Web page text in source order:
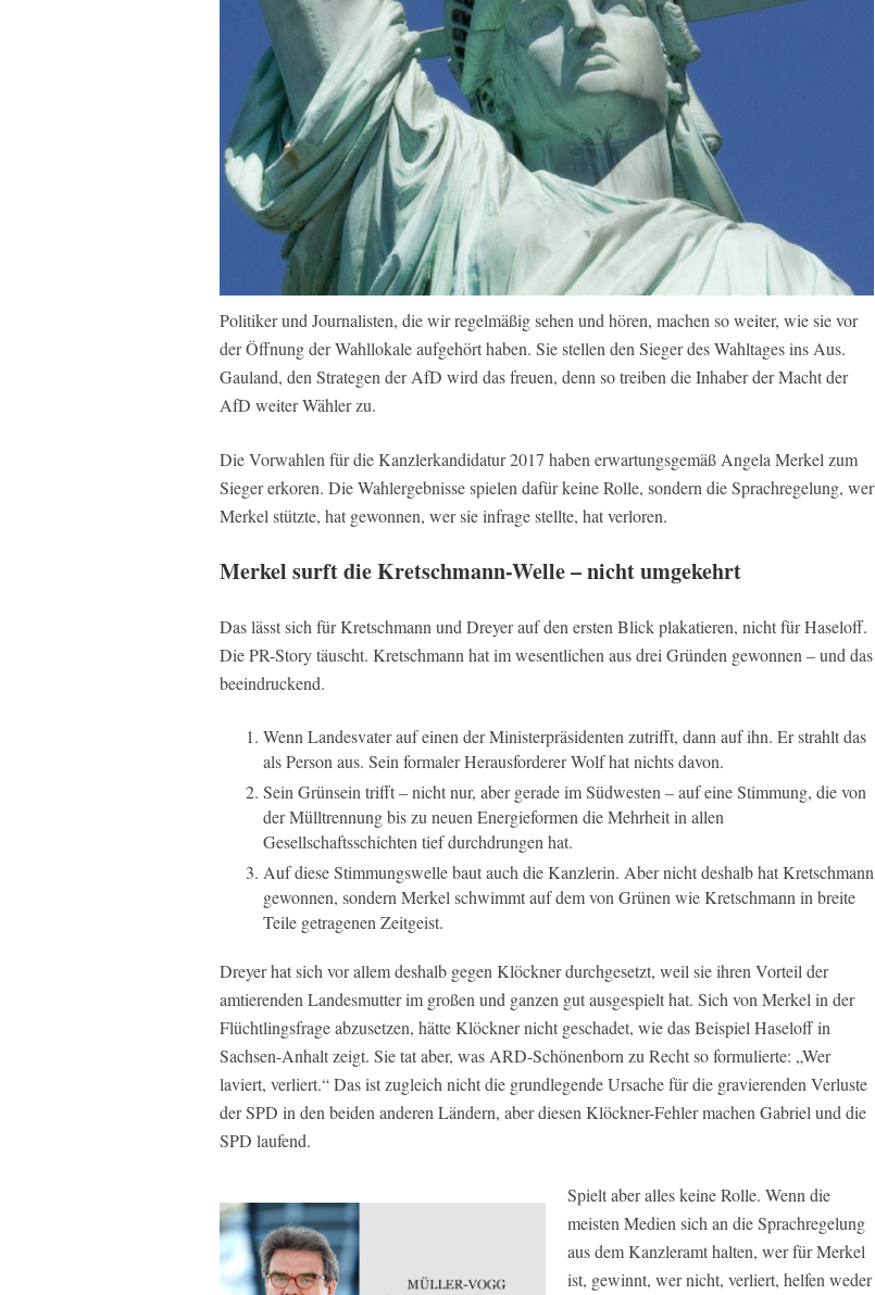
Politiker und Journalisten, die wir regelmäßig sehen und hören, machen so weiter, wie sie vor
der Öffnung der Wahllokale aufgehört haben. Sie stellen den Sieger des Wahltages ins Aus.
Gauland, den Strategen der AfD wird das freuen, denn so treiben die Inhaber der Macht der
AfD weiter Wähler zu.
Die Vorwahlen für die Kanzlerkandidatur 2017 haben erwartungsgemäß Angela Merkel zum
Sieger erkoren. Die Wahlergebnisse spielen dafür keine Rolle, sondern die Sprachregelung, wer
Merkel stützte, hat gewonnen, wer sie infrage stellte, hat verloren.
Merkel surft die Kretschmann-Welle – nicht umgekehrt
Das lässt sich für Kretschmann und Dreyer auf den ersten Blick plakatieren, nicht für Haseloff.
Die PR-Story täuscht. Kretschmann hat im wesentlichen aus drei Gründen gewonnen – und das
beeindruckend.
Wenn Landesvater auf einen der Ministerpräsidenten zutrifft, dann auf ihn. Er strahlt das
als Person aus. Sein formaler Herausforderer Wolf hat nichts davon.
Sein Grünsein trifft – nicht nur, aber gerade im Südwesten – auf eine Stimmung, die von
der Mülltrennung bis zu neuen Energieformen die Mehrheit in allen
Gesellschaftsschichten tief durchdrungen hat.
Auf diese Stimmungswelle baut auch die Kanzlerin. Aber nicht deshalb hat Kretschmann
gewonnen, sondern Merkel schwimmt auf dem von Grünen wie Kretschmann in breite
Teile getragenen Zeitgeist.
Dreyer hat sich vor allem deshalb gegen Klöckner durchgesetzt, weil sie ihren Vorteil der
amtierenden Landesmutter im großen und ganzen gut ausgespielt hat. Sich von Merkel in der
Flüchtlingsfrage abzusetzen, hätte Klöckner nicht geschadet, wie das Beispiel Haseloff in
Sachsen-Anhalt zeigt. Sie tat aber, was ARD-Schönenborn zu Recht so formulierte: „Wer
laviert, verliert.“ Das ist zugleich nicht die grundlegende Ursache für die gravierenden Verluste
der SPD in den beiden anderen Ländern, aber diesen Klöckner-Fehler machen Gabriel und die
SPD laufend.
Spielt aber alles keine Rolle. Wenn die
meisten Medien sich an die Sprachregelung
aus dem Kanzleramt halten, wer für Merkel
ist, gewinnt, wer nicht, verliert, helfen weder